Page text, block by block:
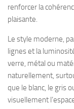
renforcer la
plaisante.
Le style moderne,
lignes et la
verre, métal ou
naturellement,
que le blanc, le gris
visuellement